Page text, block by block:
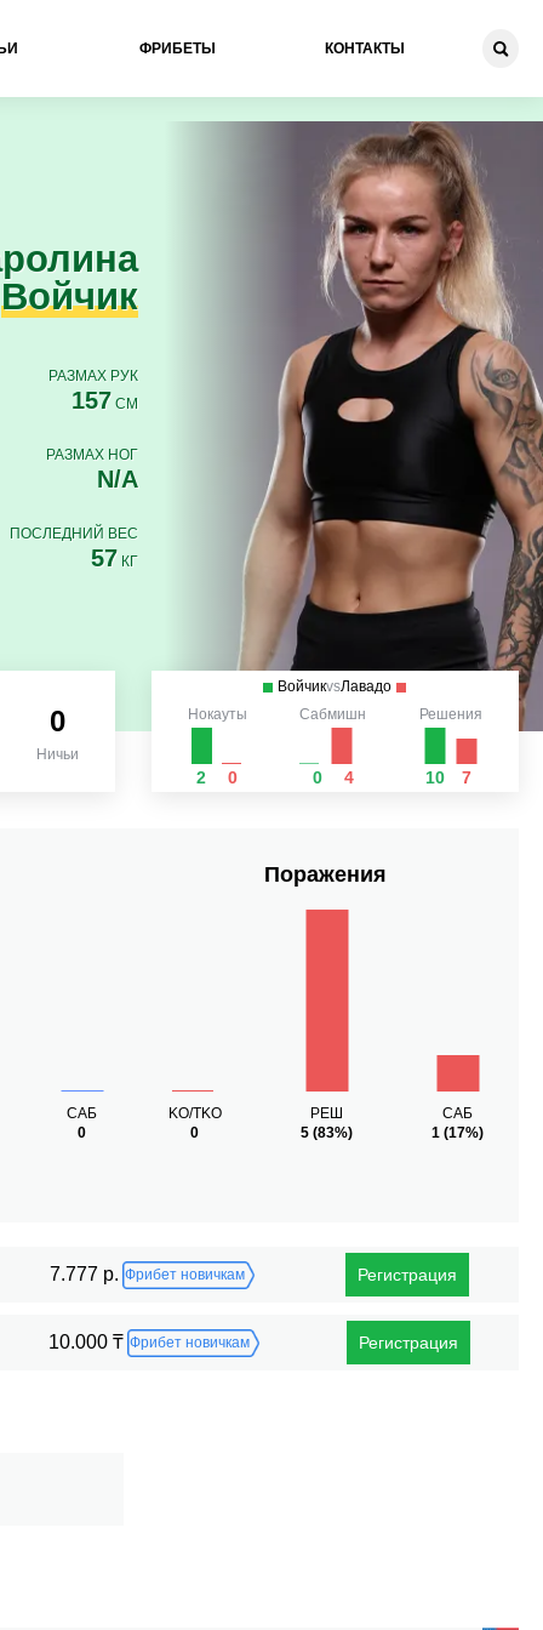
ФРИБЕТЫ КОНТАКТЫ
Войчик
РАЗМАХ РУК
157 СМ
РАЗМАХ НОГ
N/A
ПОСЛЕДНИЙ ВЕС
57 КГ
0
Ничьи
ВойчикvsЛавадо
Нокауты
2 0
Сабмишн
0 4
Решения
10 7
САБ
0
Поражения
KO/TKO
0
РЕШ
5(83%)
САБ
1(17%)
7.777 р. Фрибет новичкам Регистрация
10.000 ₸ Фрибет новичкам Регистрация